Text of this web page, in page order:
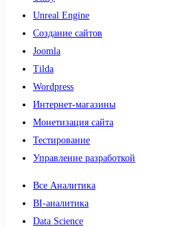
Unreal Engine
Создание сайтов
Joomla
Tilda
Wordpress
Интернет-магазины
Монетизация сайта
Тестирование
Управление разработкой
Все Аналитика
BI-аналитика
Data Science